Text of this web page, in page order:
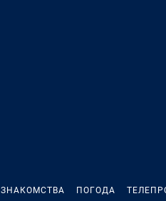
ЗНАКОМСТВА ПОГОДА